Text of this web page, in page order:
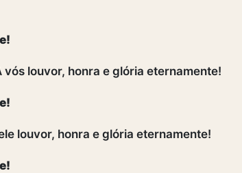
vós louvor, honra e glória eternamente!
louvor, honra e glória eternamente!